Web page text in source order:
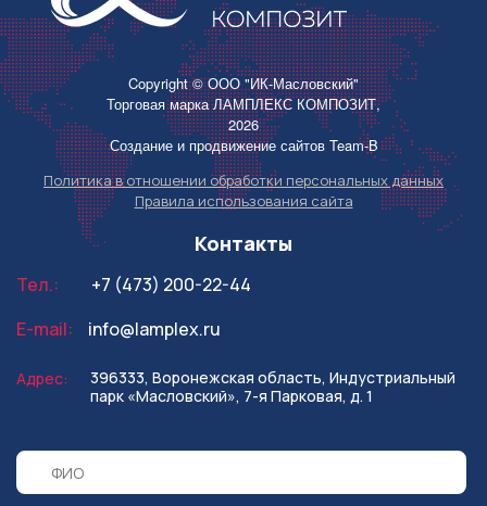
Copyright © ООО "ИК-Масловский"
Торговая марка ЛАМПЛЕКС КОМПОЗИТ,
2026
Создание и продвижение сайтовTeam-B
Политика в отношении обработки персональных данных
Правила использования сайта
Контакты
Тел.:
+7 (473) 200-22-44
E-mail:
info@lamplex.ru
Адрес: 396333, Воронежская область, Индустриальный
парк «Масловский», 7-я Парковая, д. 1